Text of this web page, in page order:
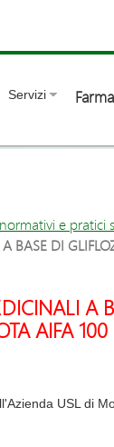
Servizi
e pratici
BASE DI
A
AIFA
USL di